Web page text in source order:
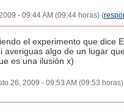
- 09:44 AM (09:44 horas) (
el experimento que dice
averiguas algo de un lugar
es una ilusión x)
26, 2009 - 09:53 AM (09:53 horas)